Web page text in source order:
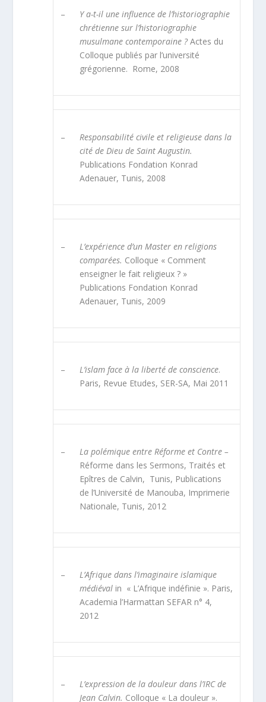
–
Y a-t-il une influence de l’historiographie
chrétienne sur l’historiographie
musulmane contemporaine ?Actes du
Colloque publiés par l’université
grégorienne. Rome, 2008
–
Responsabilité civile et religieuse dans la
cité de Dieu de Saint Augustin.
Publications Fondation Konrad
Adenauer, Tunis, 2008
–
L’expérience d’un Master en religions
comparées. Colloque « Comment
enseigner le fait religieux ? »
Publications Fondation Konrad
Adenauer, Tunis, 2009
– L’islam face à la liberté de conscience.
Paris, Revue Etudes, SER-SA, Mai 2011
–
La polémique entre Réforme et Contre –
Réforme dans les Sermons, Traités et
Epîtres de Calvin, Tunis, Publications
de l’Université de Manouba, Imprimerie
Nationale, Tunis, 2012
–
L’Afrique dans l’imaginaire islamique
médiéval in « L’Afrique indéfinie ». Paris,
Academia l’Harmattan SEFAR n° 4,
2012
–
L’expression de la douleur dans l’IRC de
Jean Calvin. Colloque « La douleur ».